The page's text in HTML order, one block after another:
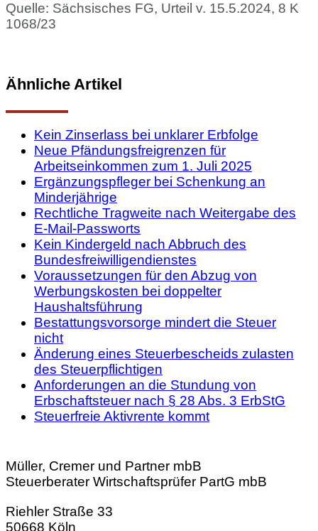
Quelle: Sächsisches FG, Urteil v. 15.5.2024, 8 K
1068/23
Ähnliche Artikel
Kein Zinserlass bei unklarer Erbfolge
Neue Pfändungsfreigrenzen für
Arbeitseinkommen zum 1. Juli 2025
Ergänzungspfleger bei Schenkung an
Minderjährige
Rechtliche Tragweite nach Weitergabe des
E-Mail-Passworts
Kein Kindergeld nach Abbruch des
Bundesfreiwilligendienstes
Voraussetzungen für den Abzug von
Werbungskosten bei doppelter
Haushaltsführung
Bestattungsvorsorge mindert die Steuer
nicht
Änderung eines Steuerbescheids zulasten
des Steuerpflichtigen
Anforderungen an die Stundung von
Erbschaftsteuer nach § 28 Abs. 3 ErbStG
Steuerfreie Aktivrente kommt
Müller, Cremer und Partner mbB
Steuerberater Wirtschaftsprüfer PartG mbB
Riehler Straße 33
50668 Köln